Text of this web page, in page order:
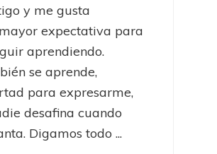
y me gusta
expectativa para
aprendiendo.
se aprende,
para expresarme,
desafina cuando
Digamos todo ...